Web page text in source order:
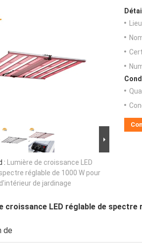
: Lumière de croissance LED
réglable de 1000 W pour
de jardinage
croissance LED réglable de
de